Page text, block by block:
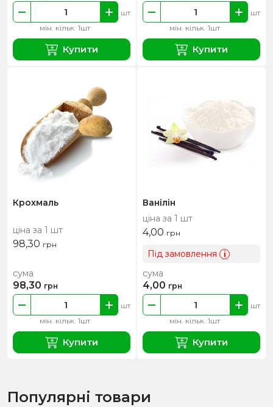
мін. кільк. 1шт
шт
Купити
мін. кільк. 1шт
шт
Купити
Крохмаль
ціна за 1 шт
98,30 грн
мін. кільк. 1шт
шт
сума
98,30 грн
Купити
Ванілін
ціна за 1 шт
4,00 грн
Під замовлення i
мін. кільк. 1шт
шт
сума
4,00 грн
Купити
Популярні товари